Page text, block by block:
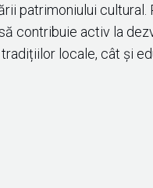
patrimoniului cultural.
contribuie activ la
locale, cât și